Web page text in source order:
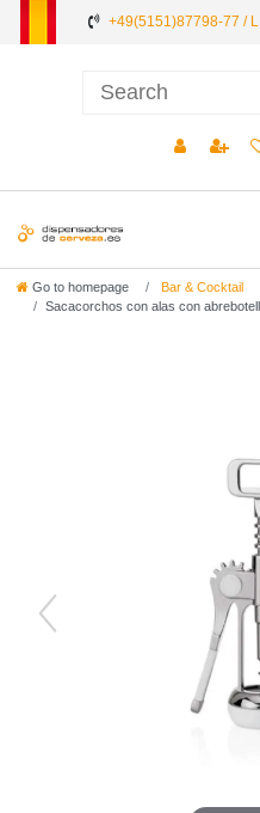
+49(5151)87798-77 /
Go to homepage
Bar & Cocktail
Sacacorchos con alas con